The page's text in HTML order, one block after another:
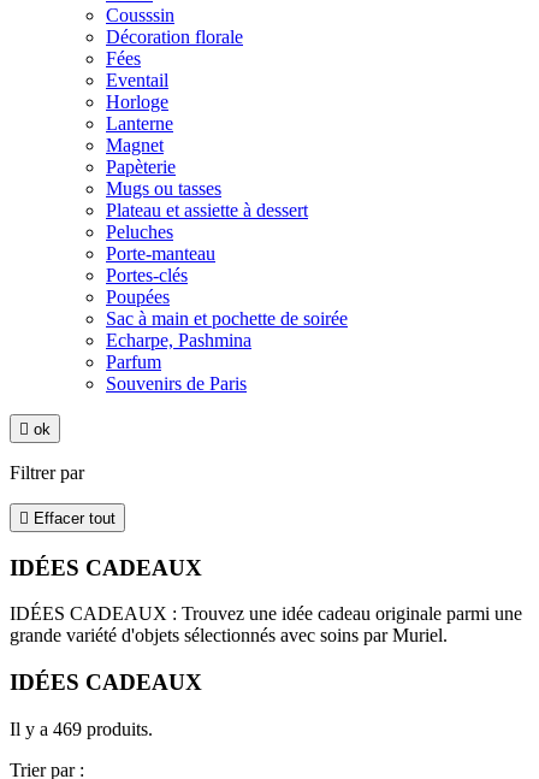
Cousssin
Décoration florale
Fées
Eventail
Horloge
Lanterne
Magnet
Papèterie
Mugs ou tasses
Plateau et assiette à dessert
Peluches
Porte-manteau
Portes-clés
Poupées
Sac à main et pochette de soirée
Echarpe, Pashmina
Parfum
Souvenirs de Paris
 ok
Filtrer par
 Effacer tout
IDÉES CADEAUX
IDÉES CADEAUX : Trouvez une idée cadeau originale parmi une
grande variété d'objets sélectionnés avec soins par Muriel.
IDÉES CADEAUX
Il y a 469 produits.
Trier par :